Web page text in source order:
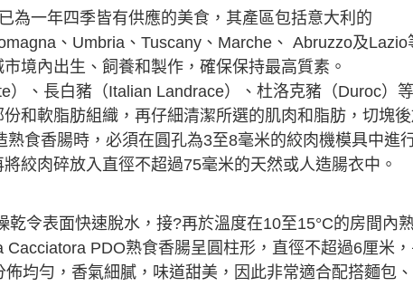
為一年四季皆有供應的美食，其產區包括意大利的
、Umbria、Tuscany、Marche、 Abruzzo及Lazio
境內出生、飼養和製作，確保保持最高質素。
）、長白豬（Italian Landrace）、杜洛克豬（Duroc）
和軟脂肪組織，再仔細清潔所選的肌肉和脂肪，切塊
熟食香腸時，必須在圓孔為3至8毫米的絞肉機模具中進
絞肉碎放入直徑不超過75毫米的天然或人造腸衣中。
乾令表面快速脫水，接?再於溫度在10至15°C的房間內
PDO熟食香腸呈圓柱形，直徑不超過6厘米
均勻，香氣細膩，味道甜美，因此非常適合配搭麵包